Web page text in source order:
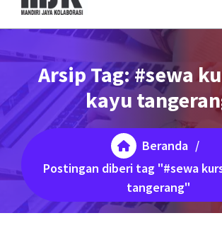
Arsip Tag: #sewa
kayu
Beranda /
Postingan diberi tag "#sewa
tangerang"